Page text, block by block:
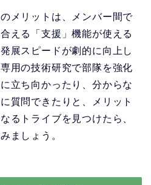
メリットは、メンバー間で
える「支援」機能が使える
展スピードが劇的に向上し
用の技術研究で部隊を強化
立ち向かったり、分からな
質問できたりと、メリット
るトライブを見つけたら、
ましょう。